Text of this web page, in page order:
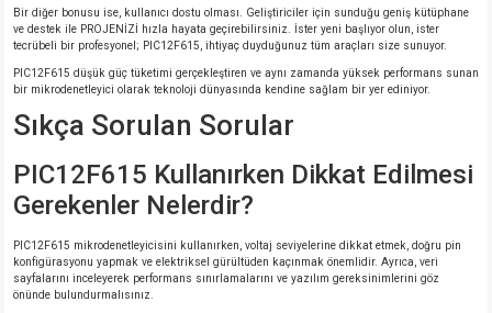
Bir diğer bonusu ise, kullanıcı dostu olması. Geliştiriciler için sunduğu geniş kütüphane
ve destek ile PROJENİZİ hızla hayata geçirebilirsiniz. İster yeni başlıyor olun, ister
tecrübeli bir profesyonel; PIC12F615, ihtiyaç duyduğunuz tüm araçları size sunuyor.
PIC12F615 düşük güç tüketimi gerçekleştiren ve aynı zamanda yüksek performans sunan
bir mikrodenetleyici olarak teknoloji dünyasında kendine sağlam bir yer ediniyor.
Sıkça Sorulan Sorular
PIC12F615 Kullanırken Dikkat Edilmesi
Gerekenler Nelerdir?
PIC12F615 mikrodenetleyicisini kullanırken, voltaj seviyelerine dikkat etmek, doğru pin
konfigürasyonu yapmak ve elektriksel gürültüden kaçınmak önemlidir. Ayrıca, veri
sayfalarını inceleyerek performans sınırlamalarını ve yazılım gereksinimlerini göz
önünde bulundurmalısınız.